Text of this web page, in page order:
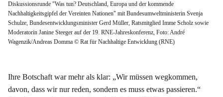
Diskussionsrunde "Was tun? Deutschland, Europa und der kommende
Nachhaltigkeitsgipfel der Vereinten Nationen" mit Bundesumweltministerin Svenja
Schulze, Bundesentwicklungsminister Gerd Müller, Ratsmitglied Imme Scholz sowie
Moderatorin Janine Steeger auf der 19. RNE-Jahreskonferenz, Foto: André
Wagenzik/Andreas Domma © Rat für Nachhaltige Entwicklung (RNE)
Ihre Botschaft war mehr als klar: „Wir müssen wegkommen,
davon, dass wir nur reden, sondern es muss etwas passieren.“